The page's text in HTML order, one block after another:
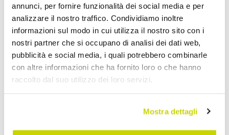
annunci, per fornire funzionalità dei social media e per
analizzare il nostro traffico. Condividiamo inoltre
informazioni sul modo in cui utilizza il nostro sito con i
nostri partner che si occupano di analisi dei dati web,
pubblicità e social media, i quali potrebbero combinarle
con altre informazioni che ha fornito loro o che hanno
raccolto dal suo utilizzo dei loro servizi.
Mostra dettagli
Nur für kurze Zeit! Jetzt